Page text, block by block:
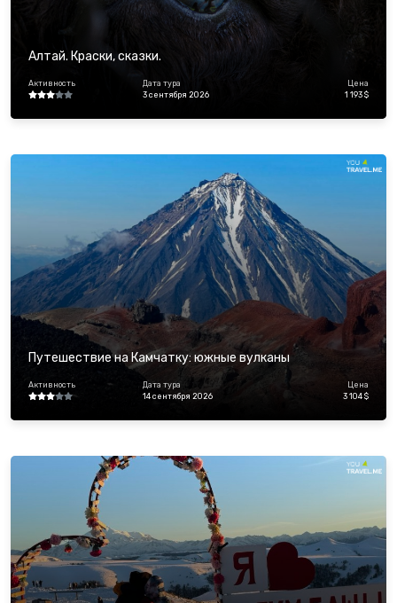
Алтай. Краски, сказки.
Активность
Дата тура
3 сентября 2026
Цена
1 193 $
Путешествие на Камчатку: южные вулканы
Активность
Дата тура
14 сентября 2026
Цена
3 104 $